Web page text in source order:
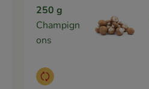
250 g
Champign
ons
Auswahl ändern